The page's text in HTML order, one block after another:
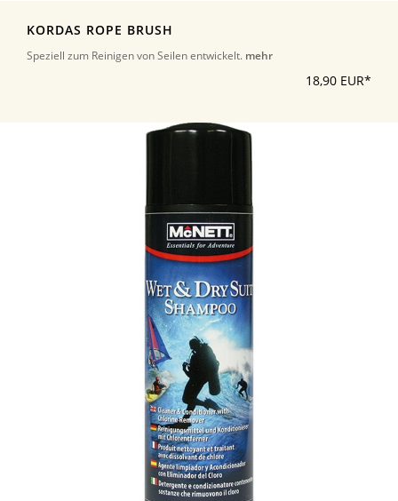
KORDAS ROPE BRUSH
Speziell zum Reinigen von Seilen entwickelt. mehr
18,90 EUR*